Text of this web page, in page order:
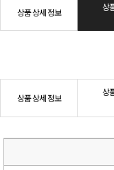
상품 상세 정보
상
상품 상세 정보
상